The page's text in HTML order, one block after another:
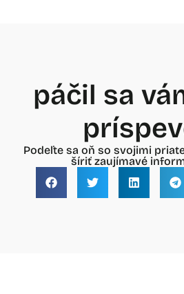
páčil sa
Podeľte sa oň so svojimi
šíriť zaujímavé